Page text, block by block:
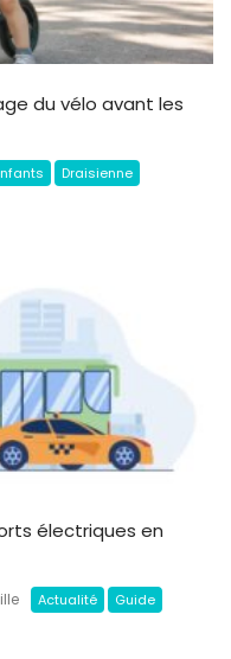
du vélo avant les
Draisienne
électriques en
Actualité Guide